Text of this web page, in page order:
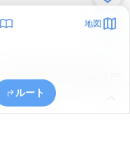
地図
ルート